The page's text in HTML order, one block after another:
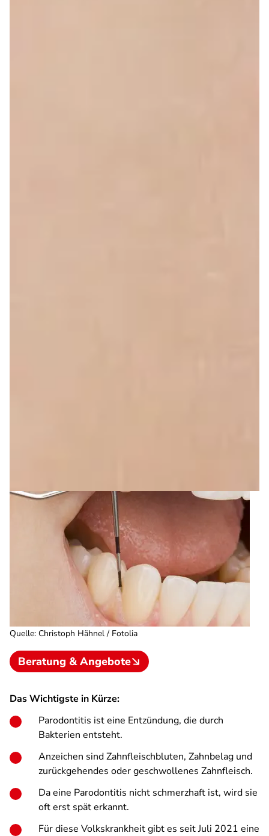
Quelle: Christoph Hähnel / Fotolia
Beratung & Angebote
Das Wichtigste in Kürze:
Parodontitis ist eine Entzündung, die durch
Bakterien entsteht.
Anzeichen sind Zahnfleischbluten, Zahnbelag und
zurückgehendes oder geschwollenes Zahnfleisch.
Da eine Parodontitis nicht schmerzhaft ist, wird sie
oft erst spät erkannt.
Für diese Volkskrankheit gibt es seit Juli 2021 eine